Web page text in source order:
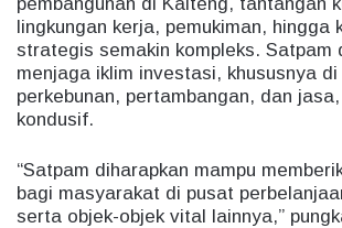
lingkungan kerja, pemukiman, hingga
strategis semakin kompleks. Satpam
menjaga iklim investasi, khususnya
perkebunan, pertambangan, dan
kondusif.
“Satpam diharapkan mampu
bagi masyarakat di pusat
serta objek-objek vital lainnya,”